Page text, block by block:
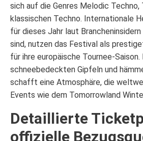
sich auf die Genres Melodic Techno,
klassischen Techno. Internationale
für dieses Jahr laut
sind, nutzen das Festival als
für ihre europäische Tournee-Saison.
schneebedeckten Gipfeln und
schafft eine Atmosphäre, die
Events wie dem Tomorrowland
Detaillierte
offizielle